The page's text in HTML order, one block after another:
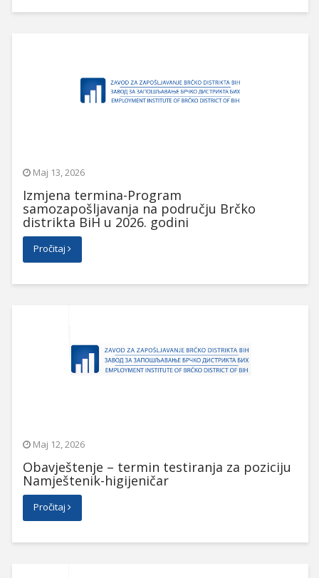
Maj 13, 2026
Izmjena termina-Program
samozapošljavanja na području Brčko
distrikta BiH u 2026. godini
Pročitaj
Maj 12, 2026
Obavještenje – termin testiranja za poziciju
Namještenik-higijeničar
Pročitaj